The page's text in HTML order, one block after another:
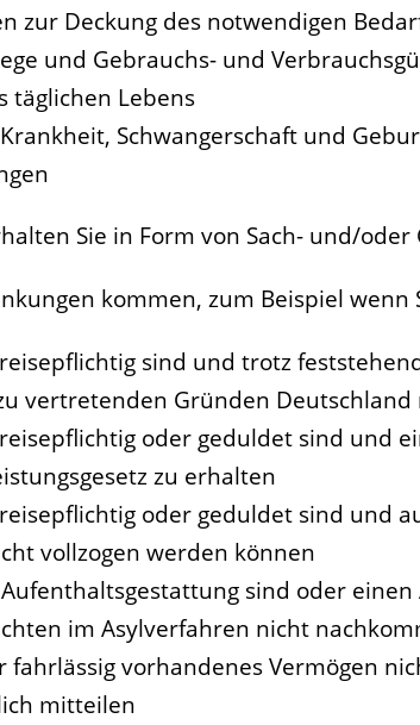
zur Deckung des notwendigen
und Gebrauchs- und
täglichen Lebens
Schwangerschaft und
Sie in Form von Sach- und/
kommen, zum Beispiel wenn
sind und trotz
vertretenden Gründen
oder geduldet sind und
zu erhalten
oder geduldet sind und
vollzogen werden können
sind oder
im Asylverfahren nicht
fahrlässig vorhandenes Vermögen
mitteilen